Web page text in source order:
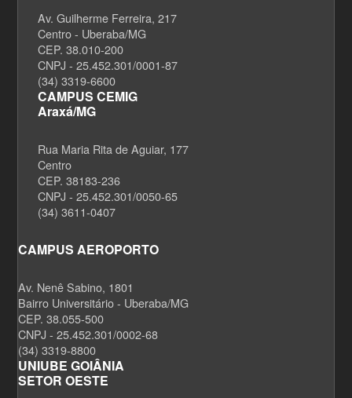
Av. Guilherme Ferreira, 217
Centro - Uberaba/MG
CEP. 38.010-200
CNPJ - 25.452.301/0001-87
(34) 3319-6600
CAMPUS CEMIG
Araxá/MG
Rua Maria Rita de Aguiar, 177
Centro
CEP. 38183-236
CNPJ - 25.452.301/0050-65
(34) 3611-0407
CAMPUS AEROPORTO
Av. Nenê Sabino, 1801
Bairro Universitário - Uberaba/MG
CEP. 38.055-500
CNPJ - 25.452.301/0002-68
(34) 3319-8800
UNIUBE GOIÂNIA
SETOR OESTE